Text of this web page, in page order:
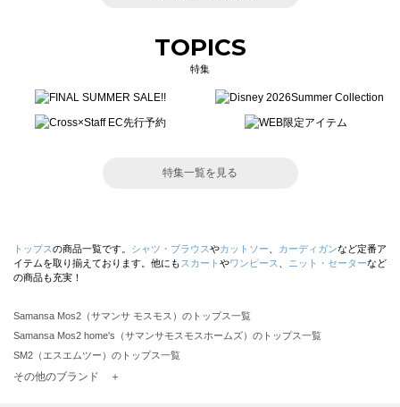
TOPICS
特集
特集一覧を見る
トップスの商品一覧です。 シャツ・ブラウスやカットソー カーディガンなど定番ア
イテムを取り揃えております。他にも スカート やワンピース ニット・セーターなど
の商品も充実！
Samansa Mos2（サマンサ モスモス）のトップス一覧
Samansa Mos2 home's（サマンサモスモスホームズ）のトップス一覧
SM2（エスエムツー）のトップス一覧
TSUHARU by Samansa Mos2（ツハルバイサマンサモスモス）のトップス一覧
その他のブランド ＋